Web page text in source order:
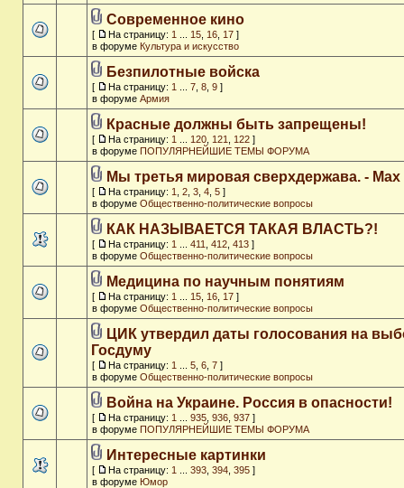
Современное кино
[ На страницу: 1 15 16 17 ]
в форуме Культура и искусство
Безпилотные войска
[ На страницу: 1 7 8 9 ]
в форуме Армия
Красные должны быть запрещены!
[ На страницу: 1 120 121 122 ]
в форуме ПОПУЛЯРНЕЙШИЕ ТЕМЫ ФОРУМА
Мы третья мировая сверхдержава. - Max
[ На страницу: 1 2 3 4 5 ]
в форуме Общественно-политические вопросы
КАК НАЗЫВАЕТСЯ ТАКАЯ ВЛАСТЬ?!
[ На страницу: 1 411 412 413 ]
в форуме Общественно-политические вопросы
Медицина по научным понятиям
[ На страницу: 1 15 16 17 ]
в форуме Общественно-политические вопросы
ЦИК утвердил даты голосования на
Госдуму
[ На страницу: 1 5 6 7 ]
в форуме Общественно-политические вопросы
Война на Украине. Россия в опасности!
[ На страницу: 1 935 936 937 ]
в форуме ПОПУЛЯРНЕЙШИЕ ТЕМЫ ФОРУМА
Интересные картинки
[ На страницу: 1 393 394 395 ]
в форуме Юмор